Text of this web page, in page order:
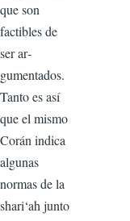
que son
factibles de
ser ar­
gumentados.
Tanto es así
que el mismo
Corán indica
algunas
normas de la
shari‘ah junto